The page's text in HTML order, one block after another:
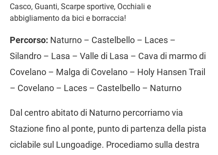
Casco, Guanti, Scarpe sportive, Occhiali e
abbigliamento da bici e borraccia!
Percorso: Naturno – Castelbello – Laces –
Silandro – Lasa – Valle di Lasa – Cava di marmo di
Covelano – Malga di Covelano – Holy Hansen Trail
– Covelano – Laces – Castelbello – Naturno
Dal centro abitato di Naturno percorriamo via
Stazione fino al ponte, punto di partenza della pista
ciclabile sul Lungoadige. Procediamo sulla destra